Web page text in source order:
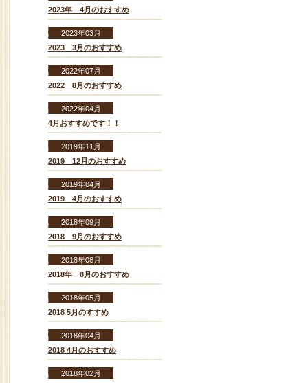
2023年 4月のおすすめ
2023年03月
2023 3月のおすすめ
2022年07月
2022 8月のおすすめ
2022年04月
4月おすすめです！！
2019年11月
2019 12月のおすすめ
2019年04月
2019 4月のおすすめ
2018年09月
2018 9月のおすすめ
2018年08月
2018年 8月のおすすめ
2018年05月
2018 5月のすすめ
2018年04月
2018 4月のおすすめ
2018年02月